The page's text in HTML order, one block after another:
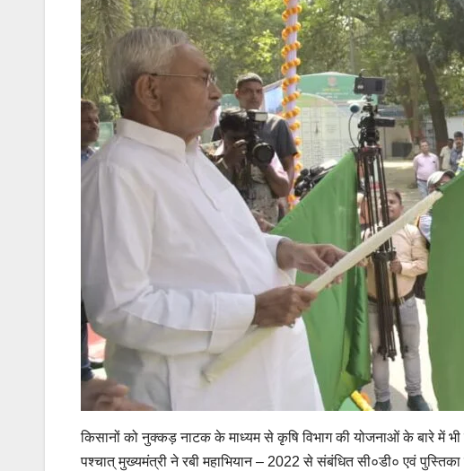
किसानों को नुक्कड़ नाटक के माध्यम से कृषि विभाग की योजनाओं के बारे में
पश्चात् मुख्यमंत्री ने रबी महाभियान – 2022 से संबंधित सी०डी० एवं पुस्तिका